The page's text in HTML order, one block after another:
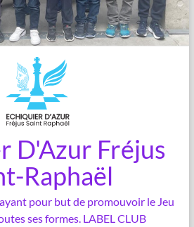
D'Azur Fréjus
Raphaël
pour but de promouvoir le Jeu
ses formes. LABEL CLUB